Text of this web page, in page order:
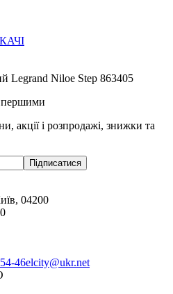
Legrand Niloe Step 863405
першими
акції і розпродажі, знижки та
Підписатися
04200
46elcity@ukr.net